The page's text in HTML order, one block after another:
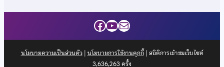
Facebook
YouTube
Mail
นโยบายความเป็นส่วนตัว| นโยบายการใช้งานคุกกี้| สถิติการเข้าชมเว็บไซต์
3,636,263ครั้ง